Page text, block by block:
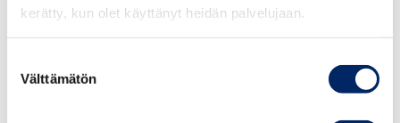
kerätty, kun olet käyttänyt heidän palvelujaan.
valinta
Välttämätön